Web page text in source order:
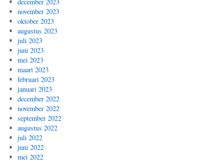
november 2023
oktober 2023
augustus 2023
juli 2023
juni 2023
mei 2023
maart 2023
februari 2023
januari 2023
december 2022
november 2022
september 2022
augustus 2022
juli 2022
juni 2022
mei 2022